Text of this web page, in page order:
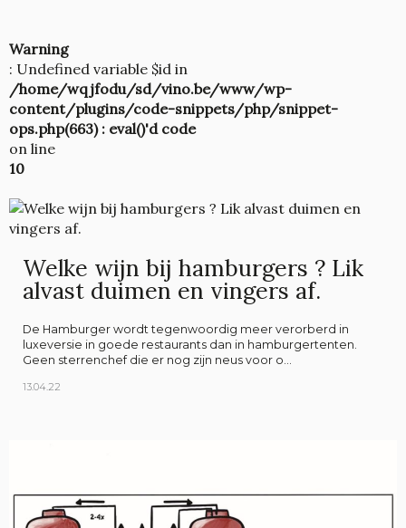
Warning
: Undefined variable $id in
/home/wqjfodu/sd/vino.be/www/wp-
content/plugins/code-snippets/php/snippet-
ops.php(663) : eval()'d code
on line
10
Welke wijn bij hamburgers ? Lik
alvast duimen en vingers af.
De Hamburger wordt tegenwoordig meer verorberd in
luxeversie in goede restaurants dan in hamburgertenten.
Geen sterrenchef die er nog zijn neus voor o...
13.04.22